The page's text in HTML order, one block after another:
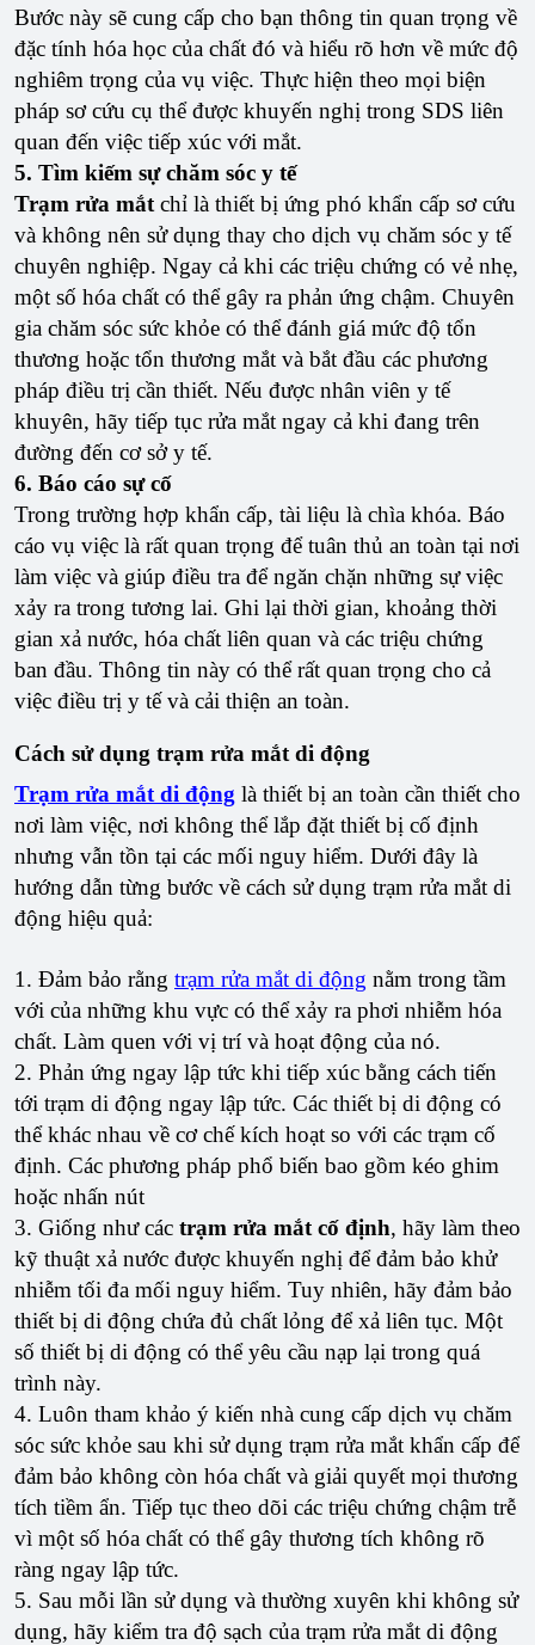
Bước này sẽ cung cấp cho bạn thông tin quan trọng về
đặc tính hóa học của chất đó và hiểu rõ hơn về mức độ
nghiêm trọng của vụ việc. Thực hiện theo mọi biện
pháp sơ cứu cụ thể được khuyến nghị trong SDS liên
quan đến việc tiếp xúc với mắt.
5. Tìm kiếm sự chăm sóc y tế
Trạm rửa mắt chỉ là thiết bị ứng phó khẩn cấp sơ cứu
và không nên sử dụng thay cho dịch vụ chăm sóc y tế
chuyên nghiệp. Ngay cả khi các triệu chứng có vẻ nhẹ,
một số hóa chất có thể gây ra phản ứng chậm. Chuyên
gia chăm sóc sức khỏe có thể đánh giá mức độ tổn
thương hoặc tổn thương mắt và bắt đầu các phương
pháp điều trị cần thiết. Nếu được nhân viên y tế
khuyên, hãy tiếp tục rửa mắt ngay cả khi đang trên
đường đến cơ sở y tế.
6. Báo cáo sự cố
Trong trường hợp khẩn cấp, tài liệu là chìa khóa. Báo
cáo vụ việc là rất quan trọng để tuân thủ an toàn tại nơi
làm việc và giúp điều tra để ngăn chặn những sự việc
xảy ra trong tương lai. Ghi lại thời gian, khoảng thời
gian xả nước, hóa chất liên quan và các triệu chứng
ban đầu. Thông tin này có thể rất quan trọng cho cả
việc điều trị y tế và cải thiện an toàn.
Cách sử dụng trạm rửa mắt di động
Trạm rửa mắt di động là thiết bị an toàn cần thiết cho
nơi làm việc, nơi không thể lắp đặt thiết bị cố định
nhưng vẫn tồn tại các mối nguy hiểm. Dưới đây là
hướng dẫn từng bước về cách sử dụng trạm rửa mắt di
động hiệu quả:
1. Đảm bảo rằng trạm rửa mắt di động nằm trong tầm
với của những khu vực có thể xảy ra phơi nhiễm hóa
chất. Làm quen với vị trí và hoạt động của nó.
2. Phản ứng ngay lập tức khi tiếp xúc bằng cách tiến
tới trạm di động ngay lập tức. Các thiết bị di động có
thể khác nhau về cơ chế kích hoạt so với các trạm cố
định. Các phương pháp phổ biến bao gồm kéo ghim
hoặc nhấn nút
3. Giống như các trạm rửa mắt cố định, hãy làm theo
kỹ thuật xả nước được khuyến nghị để đảm bảo khử
nhiễm tối đa mối nguy hiểm. Tuy nhiên, hãy đảm bảo
thiết bị di động chứa đủ chất lỏng để xả liên tục. Một
số thiết bị di động có thể yêu cầu nạp lại trong quá
trình này.
4. Luôn tham khảo ý kiến ​​nhà cung cấp dịch vụ chăm
sóc sức khỏe sau khi sử dụng trạm rửa mắt khẩn cấp để
đảm bảo không còn hóa chất và giải quyết mọi thương
tích tiềm ẩn. Tiếp tục theo dõi các triệu chứng chậm trễ
vì một số hóa chất có thể gây thương tích không rõ
ràng ngay lập tức.
5. Sau mỗi lần sử dụng và thường xuyên khi không sử
dụng, hãy kiểm tra độ sạch của trạm rửa mắt di động